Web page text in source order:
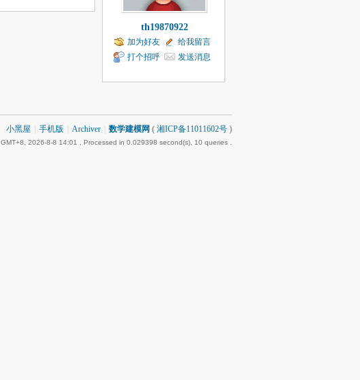
th19870922
加为好友
给我留言
打个招呼
发送消息
小黑屋 手机版 Archiver 数学建模网 ( 湘ICP备11011602号 )
GMT+8, 2026-8-8 14:01 , Processed in 0.029398 second(s), 10 queries .